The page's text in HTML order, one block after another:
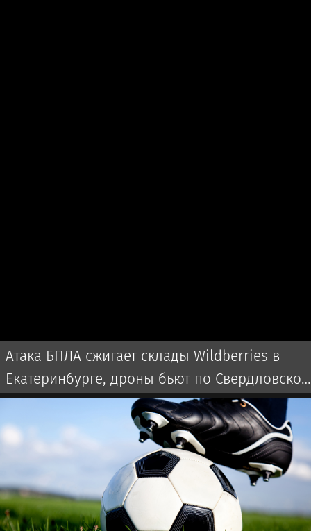
Атака БПЛА сжигает склады Wildberries в
Екатеринбурге, дроны бьют по Свердловской
области и Екатеринбургу 7 августа 2026